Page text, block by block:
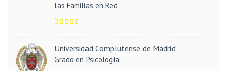
las Familias en Red
Universidad Complutense de Madrid
Grado en Psicología